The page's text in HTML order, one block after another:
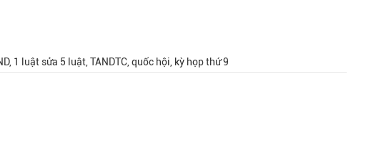
1 luật sửa 5 luật, TANDTC, quốc hội, kỳ họp thứ 9